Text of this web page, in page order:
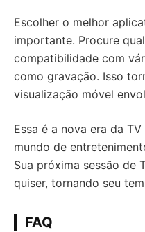
Escolher o melhor
importante. Procure
compatibilidade com
como gravação. Isso
visualização móvel
Essa é a nova era da
mundo de
Sua próxima sessão de
quiser, tornando seu
FAQ